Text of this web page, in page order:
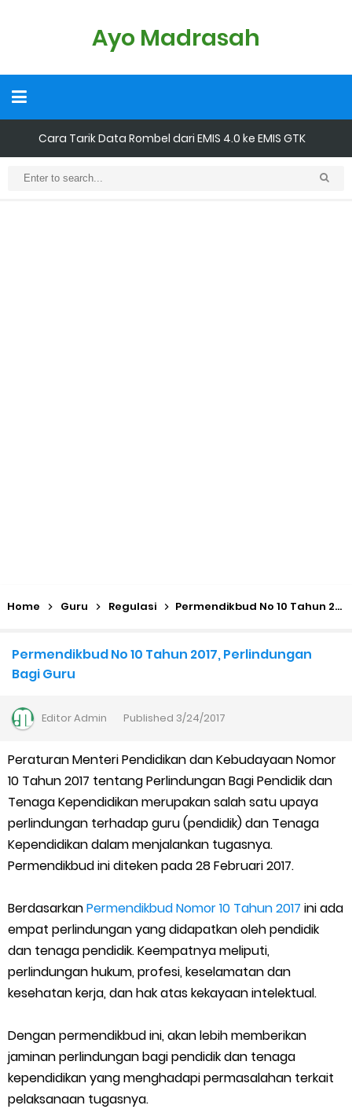
Ayo Madrasah
Cara Tarik Data Rombel dari EMIS 4.0 ke EMIS GTK
Cara Melakukan Keaktifan Kolektif (Aktivasi Madrasah) di EMIS
Juknis Penerbitan Ijazah Madrasah Tahun 2026
Solusi Agar Valid Rapor & Status Verval di PDUM Tercentang
TKA Susulan jenjang SD/MI dan SMP/MTs
Cara Mengajukan Tunjangan Insentif di EMIS-GTK Baru
Ajuan Tunjangan Insentif Guru dan Tenaga Kependidikan di
Cara Login EMIS GTK Baru untuk Operator dan PTK
SEB Upacara Bendera di Sekolah dan Madrasah
Juknis Pembayaran TPG Guru Madrasah 2026
Pelatihan MOOC Pintar Kemenag Periode Maret 2026
Home Guru Regulasi Permendikbud No 10 Tahun 2017, Perlindungan Bagi Guru
Permendikbud No 10 Tahun 2017, Perlindungan
Bagi Guru
EditorAdmin Published 3/24/2017
Peraturan Menteri Pendidikan dan Kebudayaan Nomor
10 Tahun 2017 tentang Perlindungan Bagi Pendidik dan
Tenaga Kependidikan merupakan salah satu upaya
perlindungan terhadap guru (pendidik) dan Tenaga
Kependidikan dalam menjalankan tugasnya.
Permendikbud ini diteken pada 28 Februari 2017.
BerdasarkanPermendikbud Nomor 10 Tahun 2017 ini ada
empat perlindungan yang didapatkan oleh pendidik
dan tenaga pendidik. Keempatnya meliputi,
perlindungan hukum, profesi, keselamatan dan
kesehatan kerja, dan hak atas kekayaan intelektual.
Dengan permendikbud ini, akan lebih memberikan
jaminan perlindungan bagi pendidik dan tenaga
kependidikan yang menghadapi permasalahan terkait
pelaksanaan tugasnya.